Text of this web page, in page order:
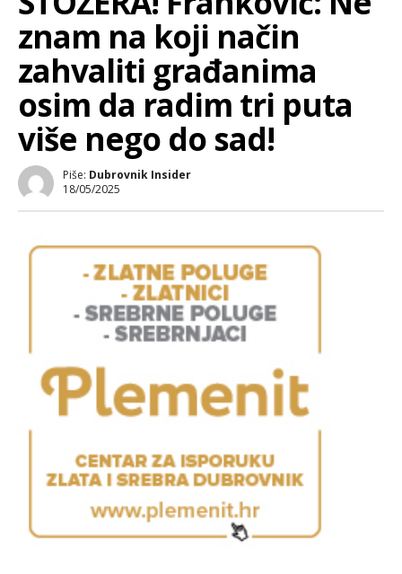
znam na koji način
zahvaliti građanima
osim da radim tri puta
više nego do sad!
Piše: Dubrovnik Insider
18/05/2025